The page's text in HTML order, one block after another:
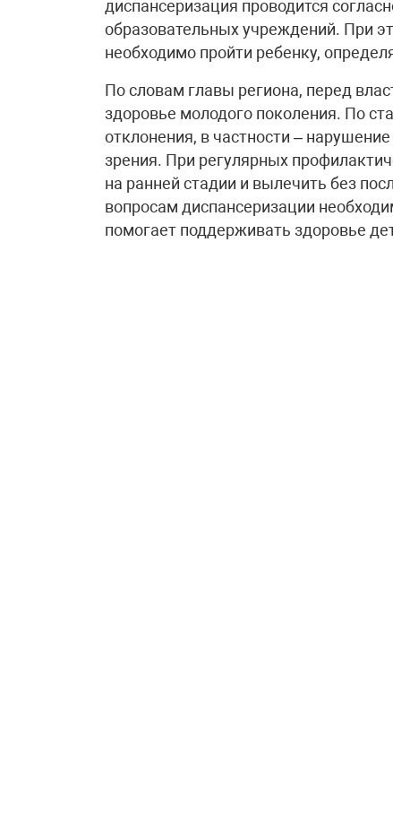
диспансеризация проводится
образовательных учреждений. При
необходимо пройти ребенку,
По словам главы региона, перед
здоровье молодого поколения. По
отклонения, в частности –
зрения. При регулярных
на ранней стадии и вылечить без
вопросам диспансеризации
помогает поддерживать здоровье